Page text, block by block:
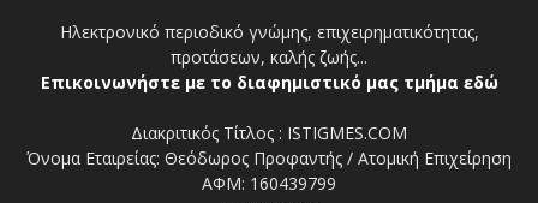
Ηλεκτρονικό περιοδικό γνώμης, επιχειρηματικότητας,
προτάσεων, καλής ζωής...
Επικοινωνήστε με το διαφημιστικό μας τμήμα εδώ
Διακριτικός Τίτλος : ISTIGMES.COM
Όνομα Εταιρείας: Θεόδωρος Προφαντής / Ατομική Επιχείρηση
ΑΦΜ: 160439799